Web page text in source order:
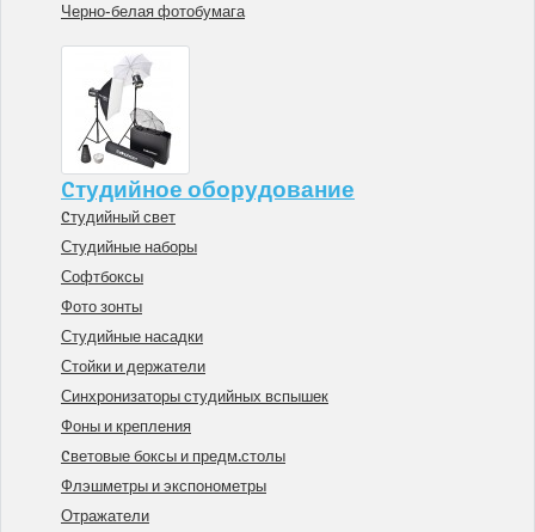
Черно-белая фотобумага
Cтудийное оборудование
Cтудийный свет
Студийные наборы
Софтбоксы
Фото зонты
Студийные насадки
Стойки и держатели
Синхронизаторы студийных вспышек
Фоны и крепления
Cветовые боксы и предм.столы
Флэшметры и экспонометры
Отражатели